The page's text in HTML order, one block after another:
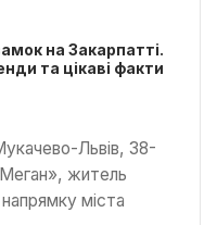
на Закарпатті.
та цікаві факти
Львів, 38-
Меган», житель
міста